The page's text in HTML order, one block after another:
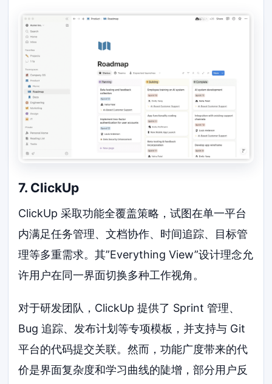
7. ClickUp
ClickUp 采取功能全覆盖策略，试图在单一平台
内满足任务管理、文档协作、时间追踪、目标管
理等多重需求。其”Everything View”设计理念允
许用户在同一界面切换多种工作视角。
对于研发团队，ClickUp 提供了 Sprint 管理、
Bug 追踪、发布计划等专项模板，并支持与 Git
平台的代码提交关联。然而，功能广度带来的代
价是界面复杂度和学习曲线的陡增，部分用户反